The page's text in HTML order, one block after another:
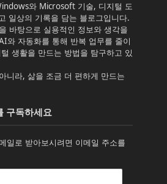
와 Microsoft 기술, 디지털 도
일상의 기록을 담는 블로그입니다.
바탕으로 실용적인 정보와 생각을
와 자동화를 통해 반복 업무를 줄이
생활을 만드는 방법을 탐구하고 있
니라, 삶을 조금 더 편하게 만드는
구독하세요
일로 받아보시려면 이메일 주소를